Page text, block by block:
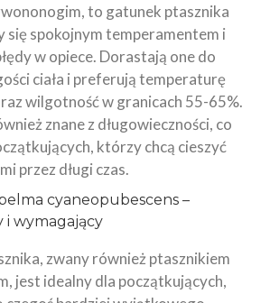
to gatunek ptasznika
się spokojnym temperamentem i
w opiece. Dorastają one do
ciała i preferują temperaturę
wilgotność w granicach 55-65%.
znane z długowieczności, co
którzy chcą cieszyć
przez długi czas.
cyaneopubescens –
i wymagający
zwany również ptasznikiem
jest idealny dla początkujących,